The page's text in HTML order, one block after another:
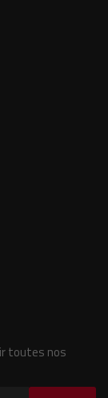
toutes nos